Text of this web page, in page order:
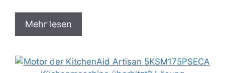
Mehr lesen